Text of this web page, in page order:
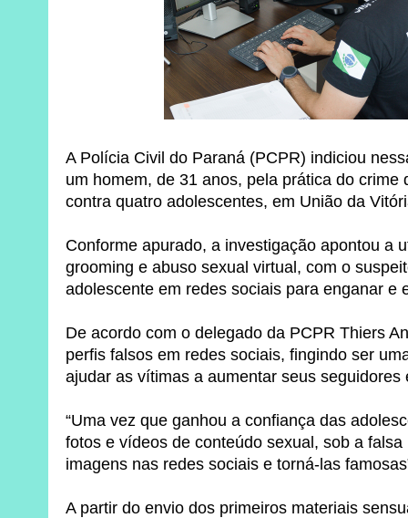
A Polícia Civil do Paraná (PCPR) indiciou
um homem, de 31 anos, pela prática do crime
contra quatro adolescentes, em União da
Conforme apurado, a investigação apontou a
grooming e abuso sexual virtual, com o
adolescente em redes sociais para enganar e
De acordo com o delegado da PCPR Thiers
perfis falsos em redes sociais, fingindo ser
ajudar as vítimas a aumentar seus
“Uma vez que ganhou a confiança das
fotos e vídeos de conteúdo sexual, sob a
imagens nas redes sociais e torná-las
A partir do envio dos primeiros materiais